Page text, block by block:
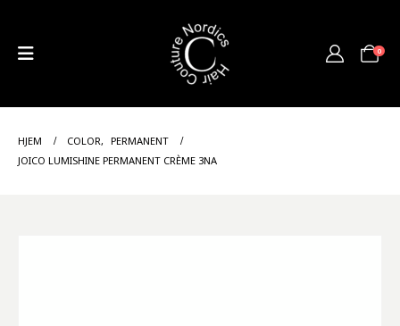
0
HJEM COLOR, PERMANENT
JOICO LUMISHINE PERMANENT CRÈME 3NA